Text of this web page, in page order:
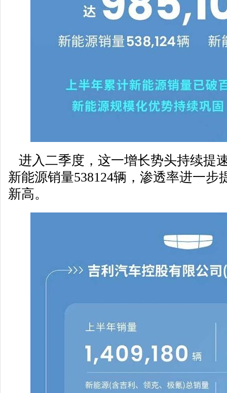
进入二季度，这一增长势头持续提
新能源销量538124辆，渗透率进一步
新高。